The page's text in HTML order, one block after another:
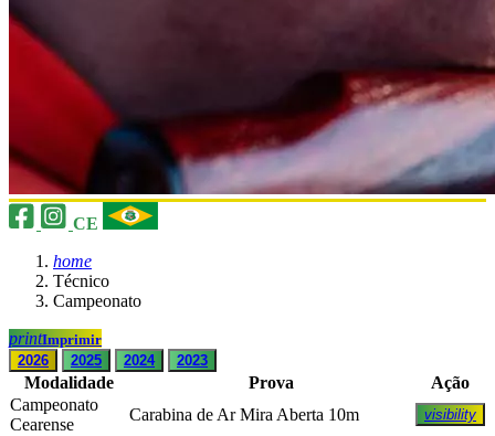
CE
home
Técnico
Campeonato
printImprimir
2026
2025 2024 2023
Modalidade Prova
Ação
Campeonato
Cearense
Carabina de Ar Mira Aberta 10m visibility